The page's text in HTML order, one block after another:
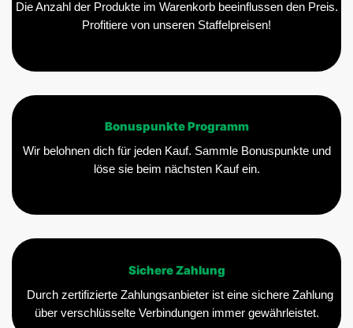
Die Anzahl der Produkte im Warenkorb beeinflussen den Preis.
Profitiere von unseren Staffelpreisen!
Bonuspunkte Programm
Wir belohnen dich für jeden Kauf. Sammle Bonuspunkte und
löse sie beim nächsten Kauf ein.
Sichere Zahlung
Durch zertifizierte Zahlungsanbieter ist eine sichere Zahlung
über verschlüsselte Verbindungen immer gewährleistet.